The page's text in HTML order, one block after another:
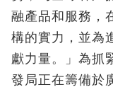
融產品和服務，
構的實力，並為
獻力量。」為抓
發局正在籌備於